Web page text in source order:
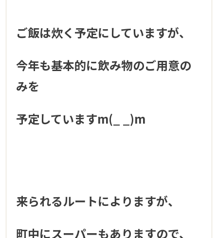
ご飯は炊く予定にしていますが、
今年も基本的に飲み物のご用意の
みを
予定していますm(_ _)m
来られるルートによりますが、
町中にスーパーもありますので、